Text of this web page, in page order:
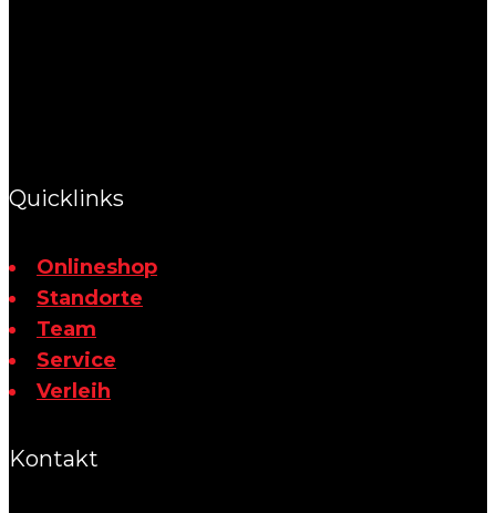
Quicklinks
Onlineshop
Standorte
Team
Service
Verleih
Kontakt